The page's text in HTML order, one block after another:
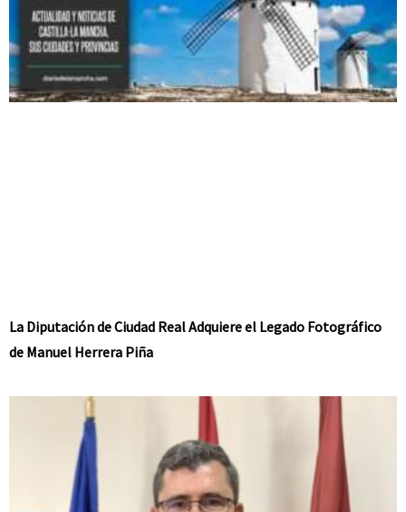
La Diputación de Ciudad Real Adquiere el Legado Fotográfico
de Manuel Herrera Piña